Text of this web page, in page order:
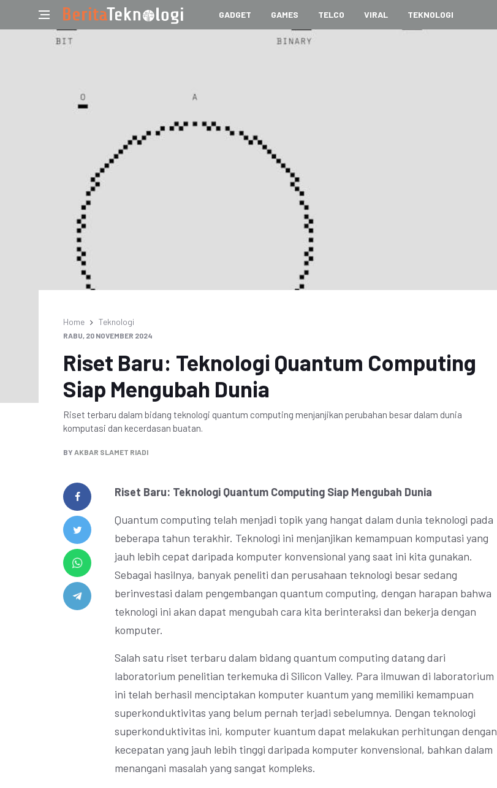
GADGET GAMES TELCO VIRAL TEKNOLOGI
Home Teknologi
RABU, 20 NOVEMBER 2024
Riset Baru: Teknologi Quantum Computing
Siap Mengubah Dunia
Riset terbaru dalam bidang teknologi quantum computing menjanjikan perubahan besar dalam dunia
komputasi dan kecerdasan buatan.
BY AKBAR SLAMET RIADI
Riset Baru: Teknologi Quantum Computing Siap Mengubah Dunia
Quantum computing telah menjadi topik yang hangat dalam dunia teknologi pada
beberapa tahun terakhir. Teknologi ini menjanjikan kemampuan komputasi yang
jauh lebih cepat daripada komputer konvensional yang saat ini kita gunakan.
Sebagai hasilnya, banyak peneliti dan perusahaan teknologi besar sedang
berinvestasi dalam pengembangan quantum computing, dengan harapan bahwa
teknologi ini akan dapat mengubah cara kita berinteraksi dan bekerja dengan
komputer.
Salah satu riset terbaru dalam bidang quantum computing datang dari
laboratorium penelitian terkemuka di Silicon Valley. Para ilmuwan di laboratorium
ini telah berhasil menciptakan komputer kuantum yang memiliki kemampuan
superkonduktivitas yang belum pernah terjadi sebelumnya. Dengan teknologi
superkonduktivitas ini, komputer kuantum dapat melakukan perhitungan dengan
kecepatan yang jauh lebih tinggi daripada komputer konvensional, bahkan dalam
menangani masalah yang sangat kompleks.